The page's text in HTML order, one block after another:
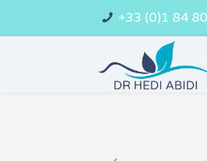
+33 (0)1 84